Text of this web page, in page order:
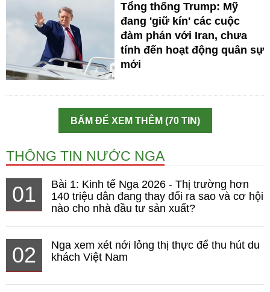
Tổng thống Trump: Mỹ
đang 'giữ kín' các cuộc
đàm phán với Iran, chưa
tính đến hoạt động quân sự
mới
BẤM ĐỂ XEM THÊM (70 TIN)
THÔNG TIN NƯỚC NGA
01
Bài 1: Kinh tế Nga 2026 - Thị trường hơn
140 triệu dân đang thay đổi ra sao và cơ hội
nào cho nhà đầu tư sản xuất?
02
Nga xem xét nới lỏng thị thực để thu hút du
khách Việt Nam